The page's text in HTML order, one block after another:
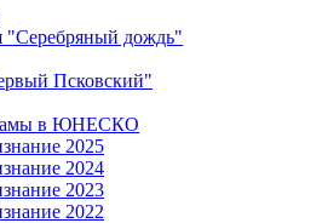
"Серебряный дождь"
Псковский"
в ЮНЕСКО
2025
2024
2023
2022